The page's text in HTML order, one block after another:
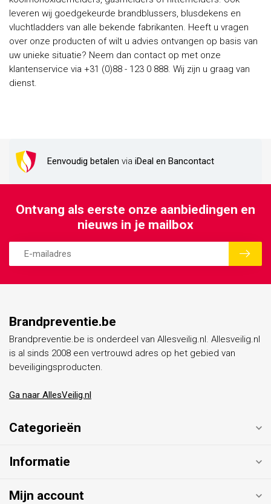
leveren wij goedgekeurde brandblussers, blusdekens en
vluchtladders van alle bekende fabrikanten. Heeft u vragen
over onze producten of wilt u advies ontvangen op basis van
uw unieke situatie? Neem dan contact op met onze
klantenservice via +31 (0)88 - 123 0 888. Wij zijn u graag van
dienst.
Eenvoudig betalen via iDeal en Bancontact
Ontvang als eerste onze aanbiedingen en
nieuws in je mailbox
Brandpreventie.be
Brandpreventie.be is onderdeel van Allesveilig.nl. Allesveilig.nl
is al sinds 2008 een vertrouwd adres op het gebied van
beveiligingsproducten.
Ga naar AllesVeilig.nl
Categorieën
Informatie
Mijn account